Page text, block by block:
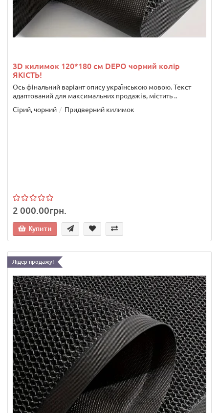
3D килимок 120*180 см DEPO чорний колір
ЯКІСТЬ!
Ось фінальний варіант опису українською мовою. Текст
адаптований для максимальних продажів, містить ..
Сірий, чорний
Придверний килимок
2 000.00грн.
Купити
Лідер продажу!